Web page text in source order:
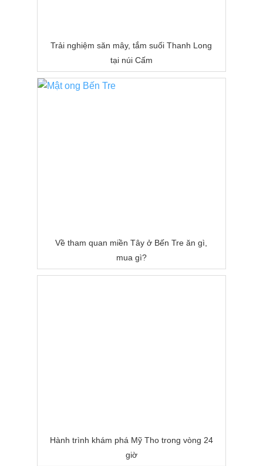
Trải nghiệm săn mây, tắm suối Thanh Long
tại núi Cấm
Về tham quan miền Tây ở Bến Tre ăn gì,
mua gì?
Hành trình khám phá Mỹ Tho trong vòng 24
giờ